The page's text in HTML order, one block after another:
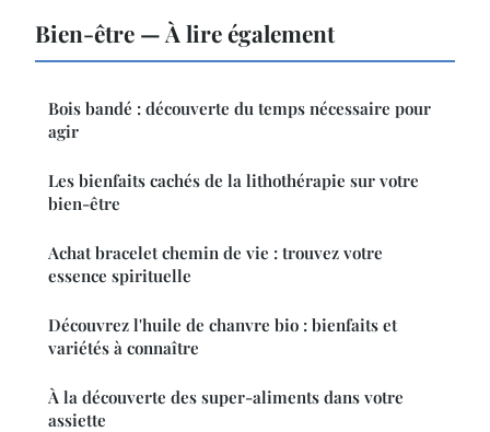
Bien-être — À lire également
Bois bandé : découverte du temps nécessaire pour
agir
Les bienfaits cachés de la lithothérapie sur votre
bien-être
Achat bracelet chemin de vie : trouvez votre
essence spirituelle
Découvrez l'huile de chanvre bio : bienfaits et
variétés à connaître
À la découverte des super-aliments dans votre
assiette